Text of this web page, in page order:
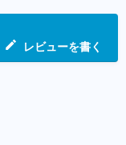
レビューを書く